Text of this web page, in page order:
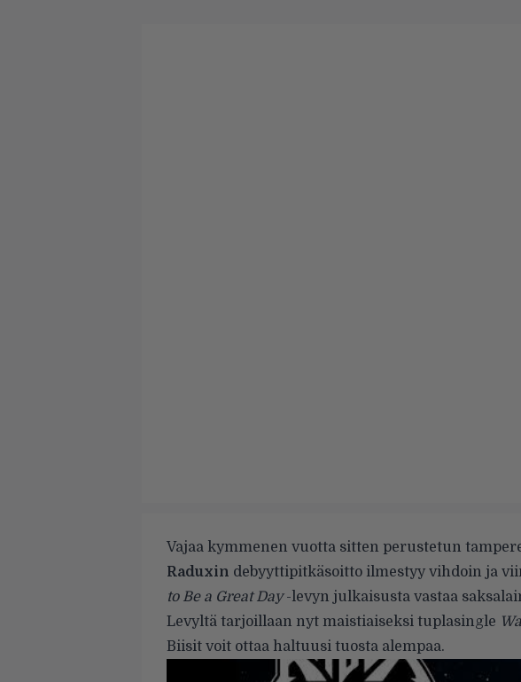
Vajaa kymmenen vuotta sitten perustetun
Raduxin debyyttipitkäsoitto ilmestyy vihdoin ja
to Be a Great Day-levyn julkaisusta vastaa
Levyltä tarjoillaan nyt maistiaiseksi tuplasingle
Biisit voit ottaa haltuusi tuosta alempaa.